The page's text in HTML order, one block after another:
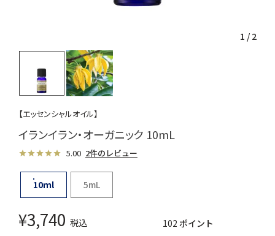
1 / 2
【エッセンシャルオイル】
イランイラン・オーガニック 10mL
5.00 2件のレビュー
10ｍl 5mL
¥3,740 税込 102 ポイント